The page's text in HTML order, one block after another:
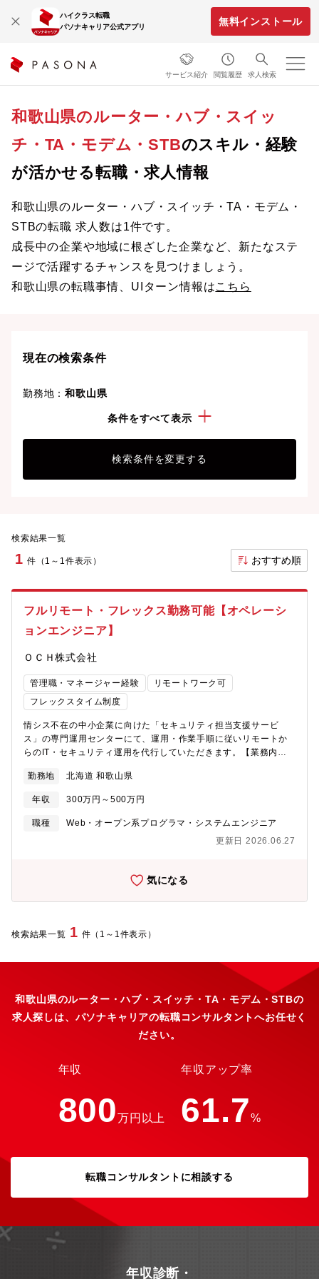
ハイクラス転職
パソナキャリア公式アプリ
無料インストール
サービス紹介 閲覧履歴 求人検索
和歌山県のルーター・ハブ・スイッ
チ・TA・モデム・STBのスキル・経験
が活かせる転職・求人情報
和歌山県のルーター・ハブ・スイッチ・TA・モデム・
STBの転職 求人数は1件です。
成長中の企業や地域に根ざした企業など、新たなステ
ージで活躍するチャンスを見つけましょう。
和歌山県の転職事情、UIターン情報はこちら
現在の検索条件
勤務地：和歌山県
ルーター・ハブ・スイッチ・TA・モデ
条件をすべて表示
検索条件を変更する
検索結果一覧
1 件（1～1件表示） おすすめ順
フルリモート・フレックス勤務可能【オペレーシ
ョンエンジニア】
ＯＣＨ株式会社
管理職・マネージャー経験
リモートワーク可
フレックスタイム制度
情シス不在の中小企業に向けた「セキュリティ担当支援サービ
ス」の専門運用センターにて、運用・作業手順に従いリモートか
らのIT・セキュリティ運用を代行していただきます。【業務内
ルを用いたパッチ運用、資産管理、およびEDR・UTM（ファイア
ウォール、Wi-Fi、VPN等）の運用・保守・アラート監視・ヘルプ
デスク・トラブル対応： 異常検知時の一次対応・端末隔離や、
顧客からのPC・ネットワークに関する問い合わせ（電話・メー
ネットワーク脆弱性診断の実施と、客観的なデータに基づくセキ
ノベーション）： 業務の属人化を防ぐための運用回りの仕組み
作り、既存業務のDX化（業務効率改善）、マニュアルや社内シス
テム構成図の作成支援【募集背景】新サービスリリースに伴うメ
Workspace、Slack、外部管理システム、外部SaaSサービス【魅
マニュアルに沿った運用・サポート対応からスタートしていただ
くため、セキュリティ専任としての経験がなくても安心です。
日々の業務を通じてインフラやセキュリティの知見を深め、ゆく
ゆくは異常にいち早く気づき、お客様のシステムを守り抜く「ガ
ードマン（セキュリティのプロ）」へとステップアップできる環
境です。・中小企業の「最後の砦」としての高い社会的意義 「情
ルではなく「人」として伴走します。 大企業からのセキュリテ
ィ要請が高まる中、サプライチェーンの弱点となりがちな中小企
るという大きなやりがいを得られます。【働き方】フルリモー
ト・スーパーフレックス制度※で、プロセスよりも結果を重視す
数総労働時間で管理しております。予め設定されたみなし残業は
ありません。1分単位で超過勤務手当が支給されます。※業務内容
ます。
勤務地 北海道 和歌山県
年収 300万円～500万円
職種
Web・オープン系プログラマ・システムエンジニア
更新日 2026.06.27
気になる
検索結果一覧 1 件（1～1件表示）
和歌山県のルーター・ハブ・スイッチ・TA・モデム・STBの
求人探しは、パソナキャリアの転職コンサルタントへお任せく
ださい。
年収
800万円以上
年収アップ率
61.7%
転職コンサルタントに相談する
年収診断・